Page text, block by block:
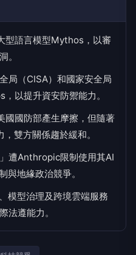
型語言模型Mythos，以審
。
局（CISA）和國家安全局
以提升資安防禦能力。
國防部產生摩擦，但隨著
雙方關係趨於緩和。
遭Anthropic限制使用其AI
與地緣政治競爭。
模型治理及跨境雲端服務
法遵能力。